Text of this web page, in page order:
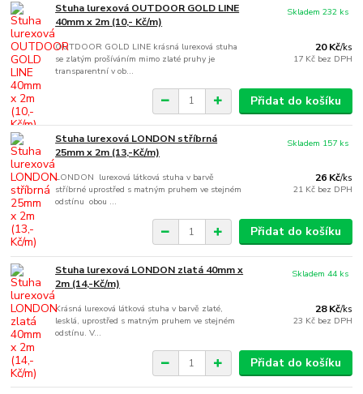
Stuha lurexová OUTDOOR GOLD LINE
40mm x 2m (10,- Kč/m)
OUTDOOR GOLD LINE krásná lurexová stuha
se zlatým prošíváním mimo zlaté pruhy je
transparentní v ob...
20 Kč/ks
17 Kč bez DPH
Skladem 232 ks
Přidat do košíku
Stuha lurexová LONDON stříbrná
25mm x 2m (13,-Kč/m)
LONDON lurexová látková stuha v barvě
stříbrné uprostřed s matným pruhem ve stejném
odstínu obou ...
26 Kč/ks
21 Kč bez DPH
Skladem 157 ks
Přidat do košíku
Stuha lurexová LONDON zlatá 40mm x
2m (14,-Kč/m)
Krásná lurexová látková stuha v barvě zlaté,
lesklá, uprostřed s matným pruhem ve stejném
odstínu. V...
28 Kč/ks
23 Kč bez DPH
Skladem 44 ks
Přidat do košíku